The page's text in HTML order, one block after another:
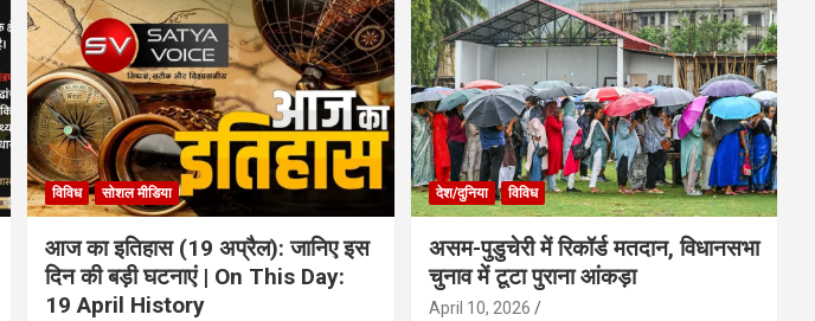
विविध सोशल मीडिया
आज का इतिहास (19 अप्रैल): जानिए इस
दिन की बड़ी घटनाएं | On This Day:
19 April History
देश/दुनिया विविध
असम-पुडुचेरी में रिकॉर्ड मतदान, विधानसभा
चुनाव में टूटा पुराना आंकड़ा
April 10, 2026